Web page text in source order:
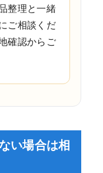
整理と一緒
ご相談くだ
確認からご
い場合は相